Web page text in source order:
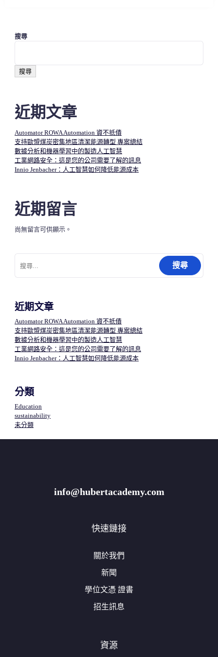
搜尋
搜尋
近期文章
Automator ROWA Automation 資不抵債
支持歐盟煤炭密集地區清潔能源轉型 專案總結
數據分析和機器學習中的製造人工智慧​
工業網路安全：這是您的公司需要了解的訊息
Innio Jenbacher：人工智慧如何降低能源成本
近期留言
尚無留言可供顯示。
尋
關
近期文章
Automator ROWA Automation 資不抵債
支持歐盟煤炭密集地區清潔能源轉型 專案總結
數據分析和機器學習中的製造人工智慧​
工業網路安全：這是您的公司需要了解的訊息
Innio Jenbacher：人工智慧如何降低能源成本
分類
Education
sustainability
未分類
info@hubertacademy.com
快速鏈接
關於我們
新聞
學位文憑 證書
招生訊息
資源